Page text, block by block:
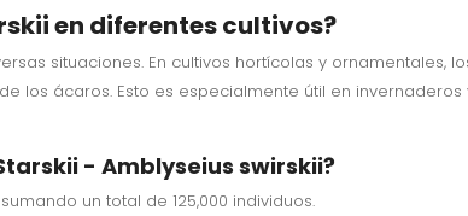
en diferentes cultivos?
situaciones. En cultivos hortícolas y ornamentales,
los ácaros. Esto es especialmente útil en
- Amblyseius swirskii?
un total de 125,000 individuos.